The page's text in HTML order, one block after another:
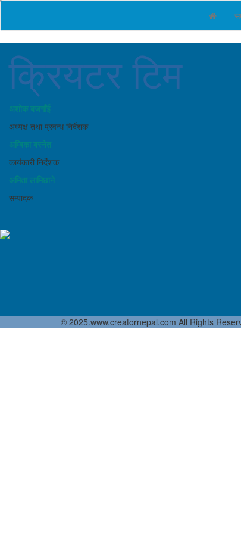
क्रियटर टिम
अशोक बजगाँई
अध्यक्ष तथा प्रवन्ध निर्देशक
अम्बिका बस्नेत
कार्यकारी निर्देशक
अमिता लामिछाने
सम्पादक
© 2025.www.creatornepal.com All Rights